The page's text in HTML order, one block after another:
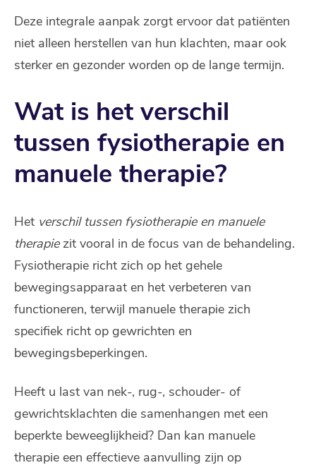
Deze integrale aanpak zorgt ervoor dat patiënten
niet alleen herstellen van hun klachten, maar ook
sterker en gezonder worden op de lange termijn.
Wat is het verschil
tussen fysiotherapie en
manuele therapie?
Het verschil tussen fysiotherapie en manuele
therapiezit vooral in de focus van de behandeling.
Fysiotherapie richt zich op het gehele
bewegingsapparaat en het verbeteren van
functioneren, terwijl manuele therapie zich
specifiek richt op gewrichten en
bewegingsbeperkingen.
Heeft u last van nek-, rug-, schouder- of
gewrichtsklachten die samenhangen met een
beperkte beweeglijkheid? Dan kan manuele
therapie een effectieve aanvulling zijn op